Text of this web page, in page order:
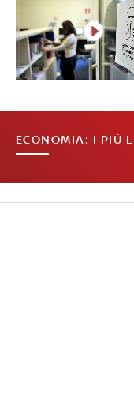
ECONOMIA: I PIÙ